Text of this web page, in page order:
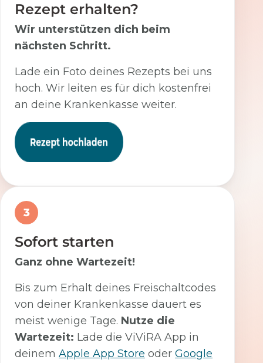
Rezept erhalten?
Wir unterstützen dich beim
nächsten Schritt.
Lade ein Foto deines Rezepts bei uns
hoch. Wir leiten es für dich kostenfrei
an deine Krankenkasse weiter.
3
Sofort starten
Ganz ohne Wartezeit!
Bis zum Erhalt deines Freischaltcodes
von deiner Krankenkasse dauert es
meist wenige Tage. Nutze die
Wartezeit: Lade die ViViRA App in
deinem Apple App Store oder Google